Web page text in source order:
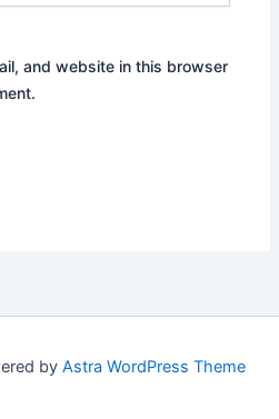
and website in this browser
by Astra WordPress Theme